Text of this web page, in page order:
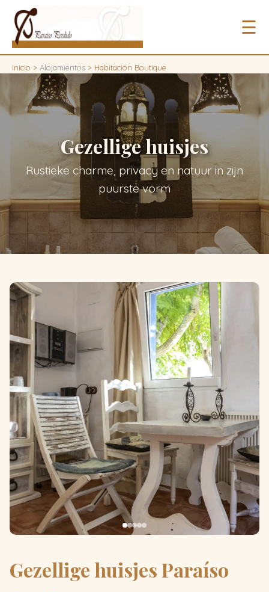
☰
Inicio > Alojamientos > Habitación Boutique
Gezellige huisjes
Rustieke charme, privacy en natuur in zijn
puurste vorm
Gezellige huisjes Paraíso